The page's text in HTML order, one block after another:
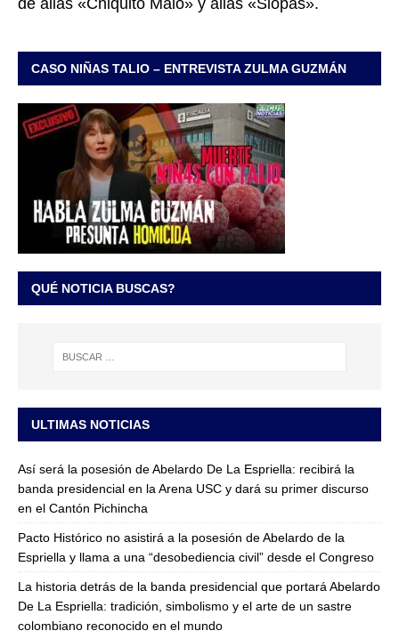
de alias «Chiquito Malo» y alias «Siopas».
CASO NIÑAS TALIO – ENTREVISTA ZULMA GUZMÁN
QUÉ NOTICIA BUSCAS?
ULTIMAS NOTICIAS
Así será la posesión de Abelardo De La Espriella: recibirá la
banda presidencial en la Arena USC y dará su primer discurso
en el Cantón Pichincha
Pacto Histórico no asistirá a la posesión de Abelardo de la
Espriella y llama a una “desobediencia civil” desde el Congreso
La historia detrás de la banda presidencial que portará Abelardo
De La Espriella: tradición, simbolismo y el arte de un sastre
colombiano reconocido en el mundo